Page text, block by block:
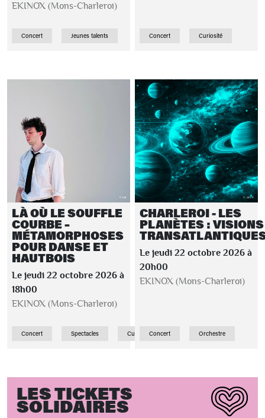
EKINOX (Mons-Charleroi)
Concert Jeunes talents Concert Curiosité
LÀ OÙ LE SOUFFLE
COURBE –
MÉTAMORPHOSES
POUR DANSE ET
HAUTBOIS
Le jeudi 22 octobre 2026 à
18h00
EKINOX (Mons-Charleroi)
Concert Spectacles Curiosité
CHARLEROI - LES
PLANÈTES : VISIONS
Le jeudi 22 octobre 2026 à
20h00
EKINOX (Mons-Charleroi)
Concert Orchestre
LES TICKETS
SOLIDAIRES